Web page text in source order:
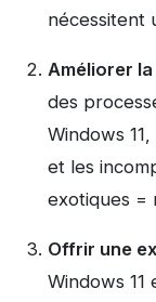
nécessitent
Améliorer
des
Windows
et les
exotiques =
Offrir une
Windows